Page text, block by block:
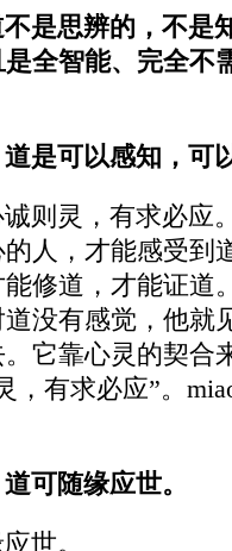
是思辨的，不是
全智能、完全不
是可以感知，可
则灵，有求必应
人，才能感受到
修道，才能证道
没有感觉，他就
它靠心灵的契合
，有求必应”。
可随缘应世。
世。